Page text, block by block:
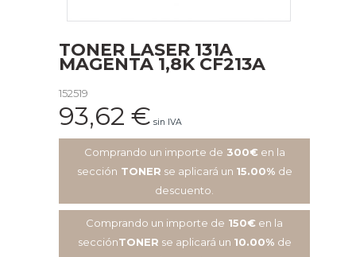
TONER LASER 131A
MAGENTA 1,8K CF213A
152519
93,62 € sin IVA
Comprando un importe de 300€en la
sección TONER se aplicará un 15.00% de
descuento.
Comprando un importe de 150€ en la
secciónTONER se aplicará un 10.00% de